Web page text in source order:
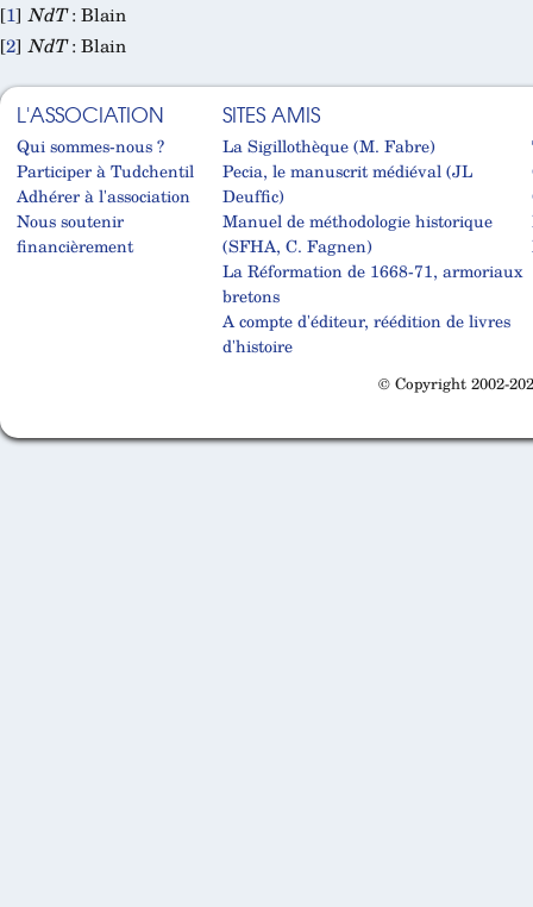
[1] NdT: Blain
[2] NdT: Blain
L'ASSOCIATION
Qui sommes-nous ?
Participer à Tudchentil
Adhérer à l'association
Nous soutenir
financièrement
SITES AMIS
La Sigillothèque (M. Fabre)
Pecia, le manuscrit médiéval (JL
Deuffic)
Manuel de méthodologie historique
(SFHA, C. Fagnen)
La Réformation de 1668-71, armoriaux
bretons
A compte d'éditeur, réédition de livres
d'histoire
© Copyright 2002-